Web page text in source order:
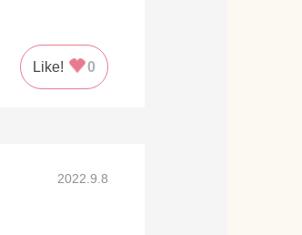
Like! 0
2022.9.8